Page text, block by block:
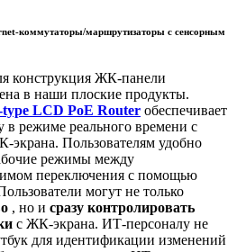
коммутаторы/маршрутизаторы с сенсорным
конструкция ЖК-панели
в наши плоские продукты.
LCD PoE Router обеспечивает
в режиме реального времени с
Пользователям удобно
режимы между
переключения с помощью
могут не только
, но и сразу контролировать
с ЖК-экрана. ИТ-персоналу не
для идентификации изменений